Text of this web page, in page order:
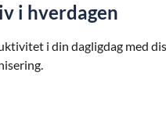
i hverdagen
i din dagligdag med